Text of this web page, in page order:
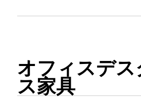
オフィスデ
ス家具